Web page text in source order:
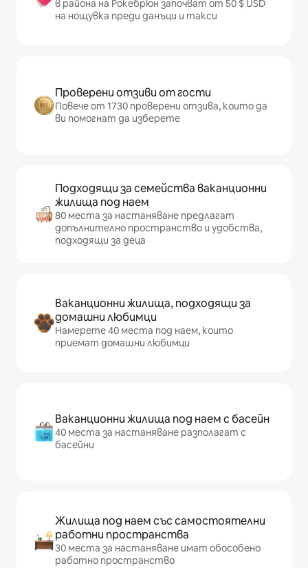
в района на Рокебрюн започват от 50 $ USD
на нощувка преди данъци и такси
Проверени отзиви от гости
Повече от 1730 проверени отзива, които да
ви помогнат да изберете
Подходящи за семейства ваканционни
жилища под наем
80 места за настаняване предлагат
допълнително пространство и удобства,
подходящи за деца
Ваканционни жилища, подходящи за
домашни любимци
Намерете 40 места под наем, които
приемат домашни любимци
Ваканционни жилища под наем с басейн
40 места за настаняване разполагат с
басейни
Жилища под наем със самостоятелни
работни пространства
30 места за настаняване имат обособено
работно пространство